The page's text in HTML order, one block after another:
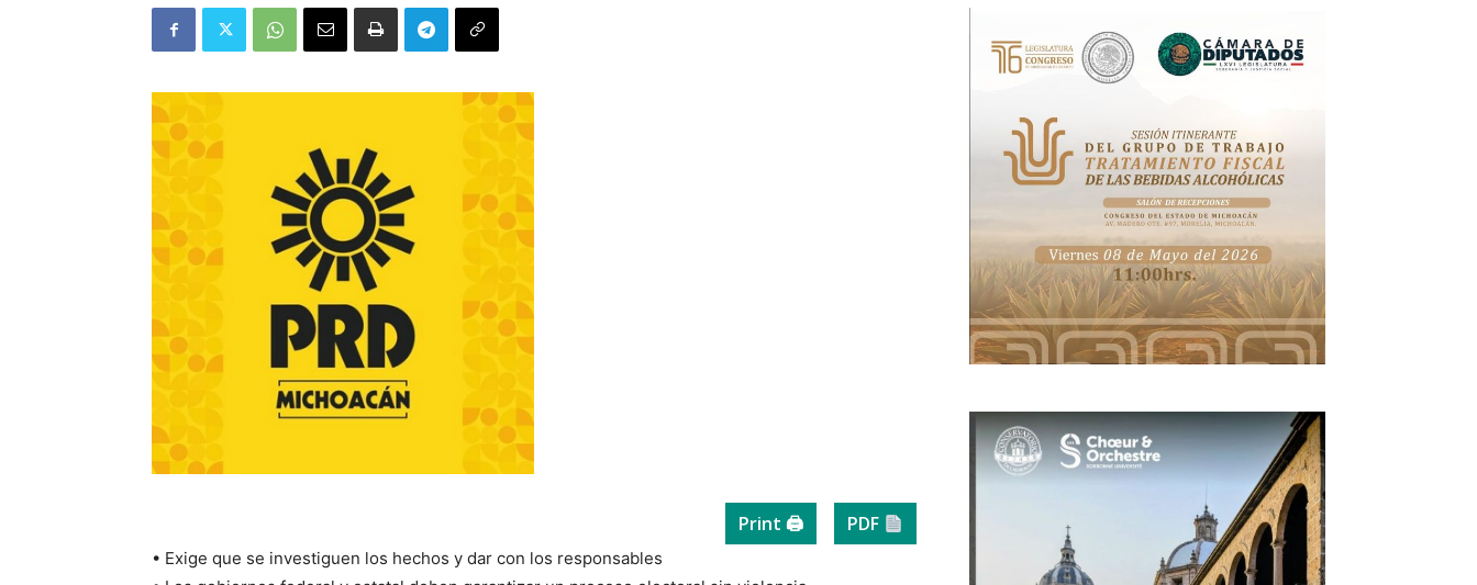
Print 🖨 PDF
• Exige que se investiguen los hechos y dar con los responsables